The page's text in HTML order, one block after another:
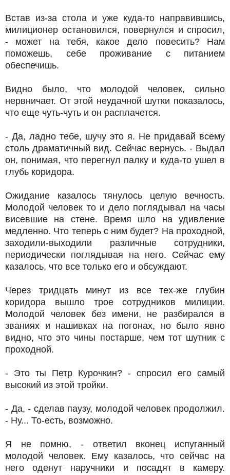
Встав из-за стола и уже куда-то направившись,
милиционер остановился, повернулся и спросил,
- может на тебя, какое дело повесить? Нам
поможешь, себе проживание с питанием
обеспечишь.
Видно было, что молодой человек, сильно
нервничает. От этой неудачной шутки показалось,
что еще чуть-чуть и он расплачется.
- Да, ладно тебе, шучу это я. Не придавай всему
столь драматичный вид. Сейчас вернусь. - Выдал
он, понимая, что перегнул палку и куда-то ушел в
глубь коридора.
Ожидание казалось тянулось целую вечность.
Молодой человек то и дело поглядывал на часы
висевшие на стене. Время шло на удивление
медленно. Что теперь с ним будет? На проходной,
заходили-выходили различные сотрудники,
периодически поглядывая на него. Сейчас ему
казалось, что все только его и обсуждают.
Через тридцать минут из все тех-же глубин
коридора вышло трое сотрудников милиции.
Молодой человек без имени, не разбирался в
званиях и нашивках на погонах, но было явно
видно, что это чины постарше, чем тот шутник с
проходной.
- Это ты Петр Курочкин? - спросил его самый
высокий из этой тройки.
- Да, - сделав паузу, молодой человек продолжил.
- Ну... То-есть, возможно.
Я не помню, - ответил вконец испуганный
молодой человек. Ему казалось, что сейчас на
него оденут наручники и посадят в камеру.